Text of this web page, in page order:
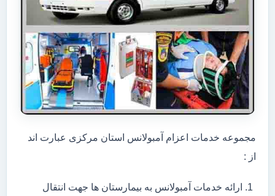
مجموعه خدمات اعزام آمبولانس استان مرکزی عبارت اند
از :
ارائه خدمات آمبولانس به بیمارستان ها جهت انتقال